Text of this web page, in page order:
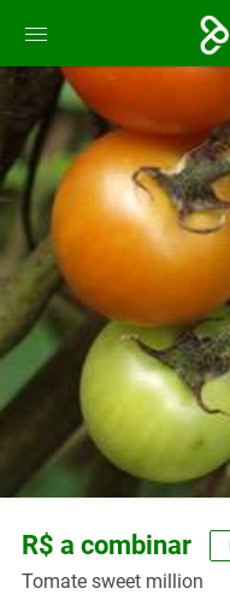
R$ a combinar
Tomate sweet million